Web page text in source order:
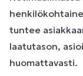
tuntee
laatutason,
huomattavasti.